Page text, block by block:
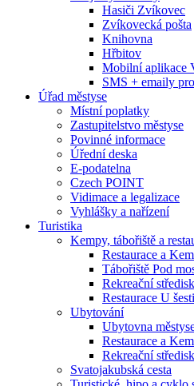
Hasiči Zvíkovec
Zvíkovecká pošta
Knihovna
Hřbitov
Mobilní aplikace
SMS + emaily
Úřad městyse
Místní poplatky
Zastupitelstvo městyse
Povinné informace
Úřední deska
E-podatelna
Czech POINT
Vidimace a legalizace
Vyhlášky a nařízení
Turistika
Kempy, tábořiště a
Restaurace a
Tábořiště Pod
Rekreační
Restaurace U
Ubytování
Ubytovna
Restaurace a
Rekreační
Svatojakubská cesta